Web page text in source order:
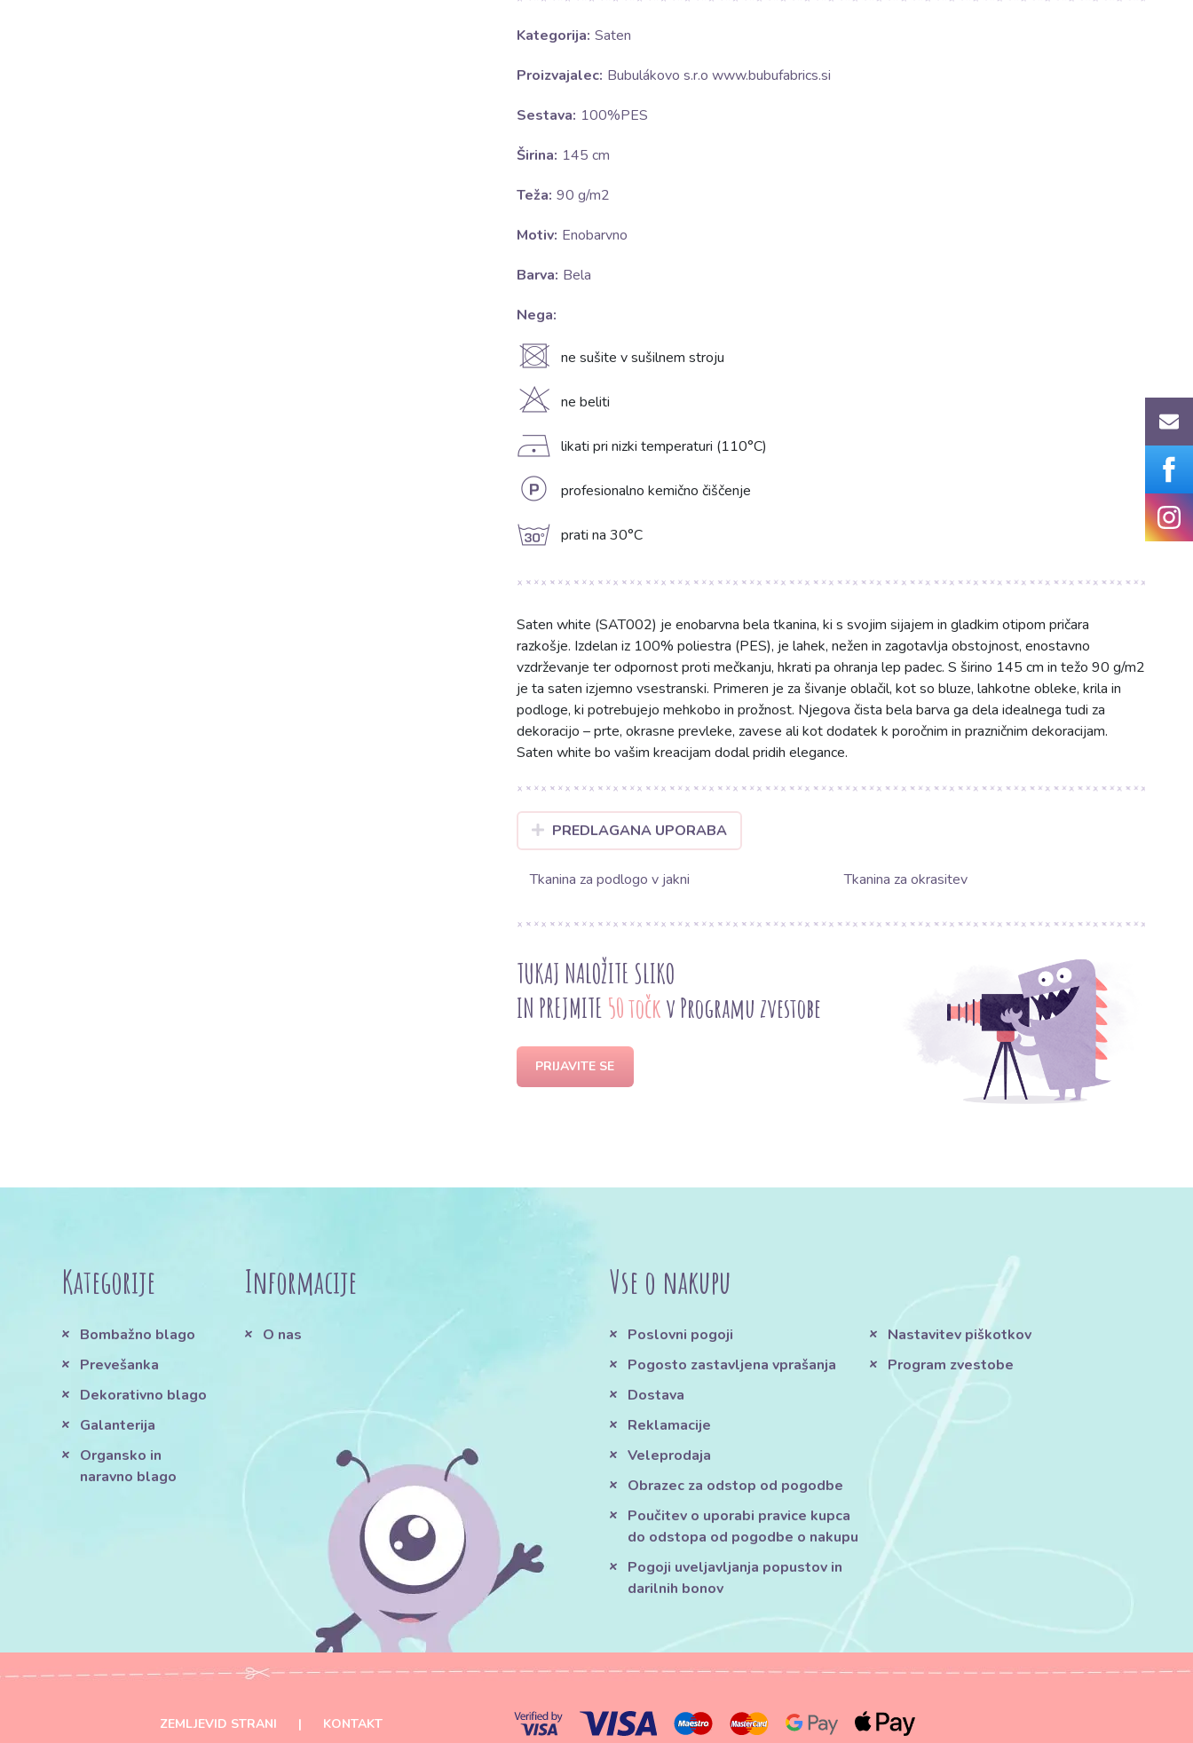
Kategorija: Saten
Proizvajalec: Bubulákovo s.r.o www.bubufabrics.si
Sestava: 100%PES
Širina: 145 cm
Teža: 90 g/m2
Motiv: Enobarvno
Barva: Bela
Nega:
U ne sušite v sušilnem stroju
H ne beliti
D likati pri nizki temperaturi (110°C)
L profesionalno kemično čiščenje
g prati na 30°C
Saten white (SAT002) je enobarvna bela tkanina, ki s svojim sijajem in gladkim otipom pričara
razkošje. Izdelan iz 100% poliestra (PES), je lahek, nežen in zagotavlja obstojnost, enostavno
vzdrževanje ter odpornost proti mečkanju, hkrati pa ohranja lep padec. S širino 145 cm in težo 90 g/m2
je ta saten izjemno vsestranski. Primeren je za šivanje oblačil, kot so bluze, lahkotne obleke, krila in
podloge, ki potrebujejo mehkobo in prožnost. Njegova čista bela barva ga dela idealnega tudi za
dekoracijo – prte, okrasne prevleke, zavese ali kot dodatek k poročnim in prazničnim dekoracijam.
Saten white bo vašim kreacijam dodal pridih elegance.
PREDLAGANA UPORABA
Tkanina za podlogo v jakni Tkanina za okrasitev
TUKAJ NALOŽITE SLIKO
IN PREJMITE 50 točkv Programu zvestobe
PRIJAVITE SE
Kategorije
Bombažno blago
Prevešanka
Dekorativno blago
Galanterija
Organsko in
naravno blago
Informacije
O nas
Vse o nakupu
Poslovni pogoji
Pogosto zastavljena vprašanja
Dostava
Reklamacije
Veleprodaja
Obrazec za odstop od pogodbe
Poučitev o uporabi pravice kupca
do odstopa od pogodbe o nakupu
Pogoji uveljavljanja popustov in
darilnih bonov
Nastavitev piškotkov
Program zvestobe
ZEMLJEVID STRANI | KONTAKT